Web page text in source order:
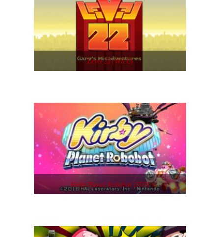
Level 22 (Wii U)
Kirby Planet Robobot (3DS)